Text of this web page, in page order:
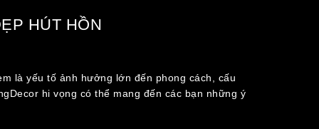
HÚT HỒN
là yếu tố ảnh hưởng lớn đến phong cách, cấu
hi vọng có thể mang đến các bạn những ý